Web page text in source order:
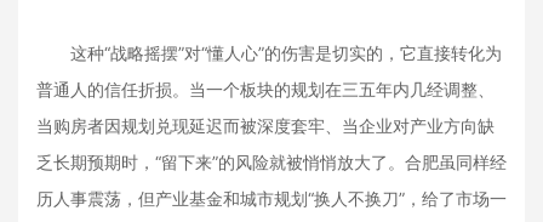
这种“战略摇摆”对“懂人心”的伤害是切实的，它直接转化为
普通人的信任折损。当一个板块的规划在三五年内几经调整、
当购房者因规划兑现延迟而被深度套牢、当企业对产业方向缺
乏长期预期时，“留下来”的风险就被悄悄放大了。合肥虽同样经
历人事震荡，但产业基金和城市规划“换人不换刀”，给了市场一